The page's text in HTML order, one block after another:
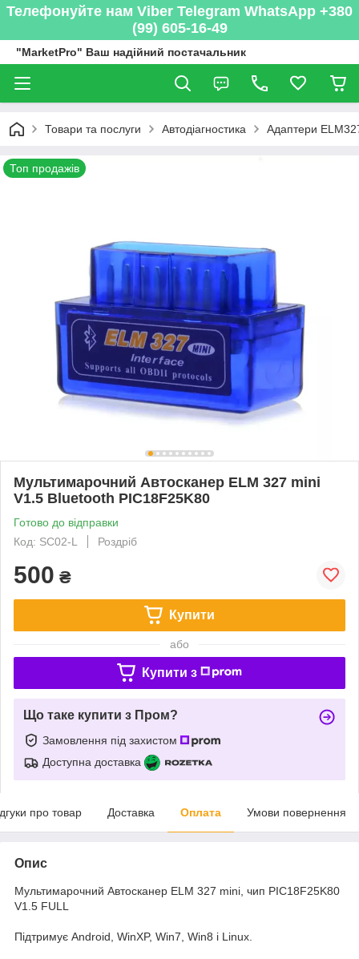
Телефонуйте нам Viber Telegram WhatsApp +380
(99) 605-16-49
"MarketPro" Ваш надійний постачальник
Товари та послуги Автодіагностика Адаптери
Топ продажів
Мультимарочний Автосканер ELM 327 mini
V1.5 Bluetooth PIC18F25K80
Готово до відправки
Код: SC02-L
Роздріб
500 ₴
Купити
або
Купити з
Що таке купити з Пром?
Замовлення під захистом
Доступна доставка
про товар Доставка Оплата Умови повернення
Опис
Мультимарочний Автосканер ELM 327 mini, чип PIC18F25K80
V1.5 FULL
Підтримує Android, WinXP, Win7, Win8 і Linux.